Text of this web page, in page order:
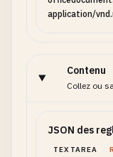
application/
Contenu
Collez ou
JSON des
TEXTAREA